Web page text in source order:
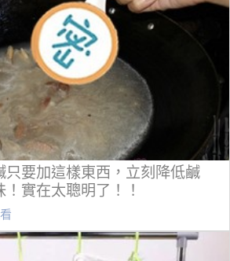
只要加這樣東西，立刻降低鹹
實在太聰明了！！